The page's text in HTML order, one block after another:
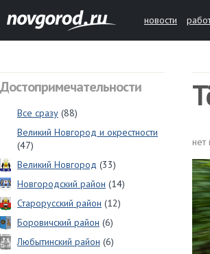
новости
Достопримечательности
Все сразу (88)
Великий Новгород и окрестности
(47)
Великий Новгород (33)
Новгородский район (14)
Старорусский район (12)
Боровичский район (6)
Любытинский район (6)
нет